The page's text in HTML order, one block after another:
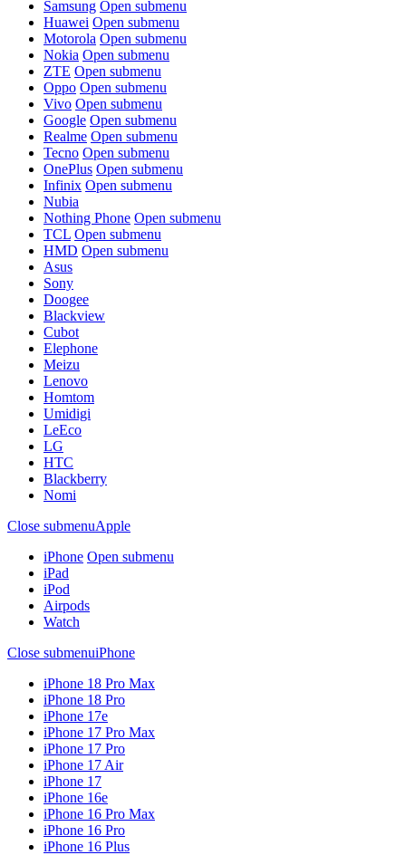
Samsung Open submenu
Huawei Open submenu
Motorola Open submenu
Nokia Open submenu
ZTE Open submenu
Oppo Open submenu
Vivo Open submenu
Google Open submenu
Realme Open submenu
Tecno Open submenu
OnePlus Open submenu
Infinix Open submenu
Nubia
Nothing Phone Open submenu
TCL Open submenu
HMD Open submenu
Asus
Sony
Doogee
Blackview
Cubot
Elephone
Meizu
Lenovo
Homtom
Umidigi
LeEco
LG
HTC
Blackberry
Nomi
Close submenuApple
iPhone Open submenu
iPad
iPod
Airpods
Watch
Close submenuiPhone
iPhone 18 Pro Max
iPhone 18 Pro
iPhone 17e
iPhone 17 Pro Max
iPhone 17 Pro
iPhone 17 Air
iPhone 17
iPhone 16e
iPhone 16 Pro Max
iPhone 16 Pro
iPhone 16 Plus